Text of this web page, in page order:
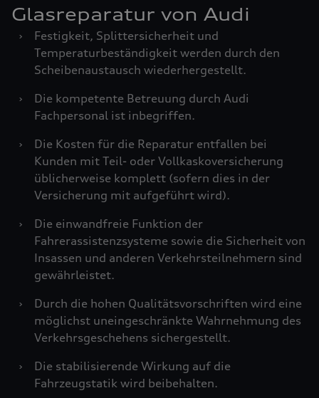
Glasreparatur von Audi
›
Festigkeit, Splittersicherheit und
Temperaturbeständigkeit werden durch den
Scheibenaustausch wiederhergestellt.
›
Die kompetente Betreuung durch Audi
Fachpersonal ist inbegriffen.
›
Die Kosten für die Reparatur entfallen bei
Kunden mit Teil- oder Vollkaskoversicherung
üblicherweise komplett (sofern dies in der
Versicherung mit aufgeführt wird).
›
Die einwandfreie Funktion der
Fahrerassistenzsysteme sowie die Sicherheit von
Insassen und anderen Verkehrsteilnehmern sind
gewährleistet.
›
Durch die hohen Qualitätsvorschriften wird eine
möglichst uneingeschränkte Wahrnehmung des
Verkehrsgeschehens sichergestellt.
›
Die stabilisierende Wirkung auf die
Fahrzeugstatik wird beibehalten.